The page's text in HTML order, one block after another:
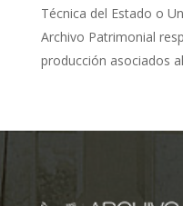
Técnica del Estado o
Archivo Patrimonial
producción asociados